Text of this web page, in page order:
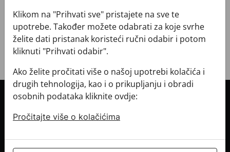
+ POVRATI I ZAMJENE
INFORMACIJE O KUPNJI
Informacije o dostavi
CROATA saloni
Klikom na "Prihvati sve" pristajete na sve te
upotrebe. Također možete odabrati za koje svrhe
želite dati pristanak koristeći ručni odabir i potom
kliknuti "Prihvati odabir".
Ako želite pročitati više o našoj upotrebi kolačića i
drugih tehnologija, kao i o prikupljanju i obradi
osobnih podataka kliknite ovdje:
Pročitajte više o kolačićima